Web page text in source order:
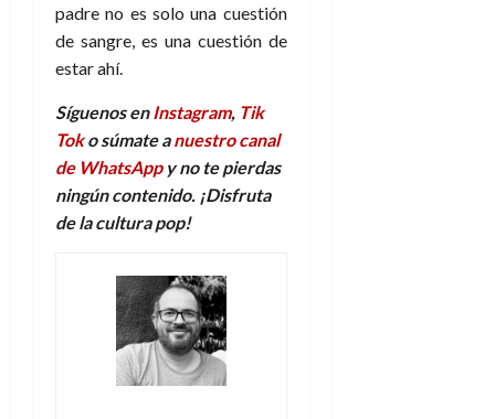
padre no es solo una cuestión
de sangre, es una cuestión de
estar ahí.
Síguenos enInstagram, Tik
Toko súmate anuestro canal
de WhatsAppy no te pierdas
ningún contenido. ¡Disfruta
de laculturapop!